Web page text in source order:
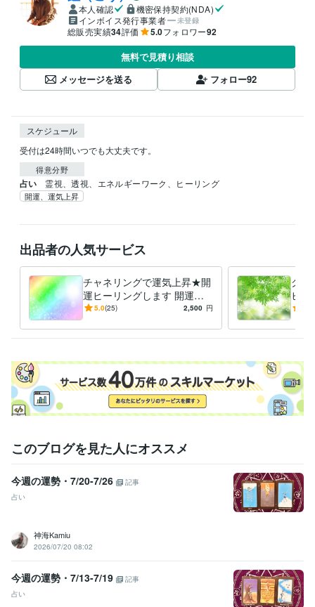
本人確認
機密保持契約(NDA)
インボイス発行事業者
未登録
総販売実績34評価 5.0フォロワー92
無料で見積り相談
メッセージを送る
フォロー92
スケジュール
得意分野
占い 霊視、透視、エネルギーワーク、ヒーリング
開運、運気上昇
出品者の人気サービス
チャネリングで運気上昇★開
運ヒーリングします 開運★
金運♪仕事運♪恋愛運♪結婚運
5.0(25) 2,500 円
グラ
ヒー
いる
このブログを見た人にオススメ
今週の運勢・7/20-7/26
記事
占い
神海Kamiu
2026/07/20 08:02
今週の運勢・7/13-7/19
記事
占い